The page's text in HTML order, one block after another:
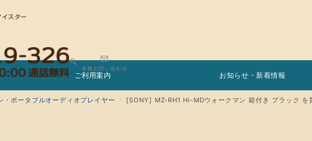
スター
各種お問い合わせ
ご利用案内 お知らせ・新着情報
・ポータブルオーディオプレイヤー [SONY] MZ-RH1 Hi-MDウォークマン 箱付き ブラック を